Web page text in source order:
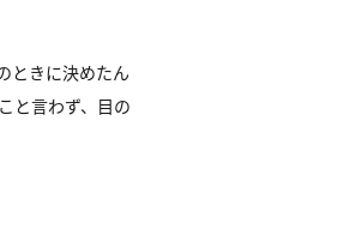
ときに決めたん
と言わず、目の